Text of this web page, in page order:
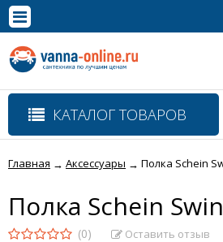
Полная версия сайта
КАТАЛОГ ТОВАРОВ
Главная → Аксессуары → Полка Schein
Полка Schein
(0) Оставить отзыв